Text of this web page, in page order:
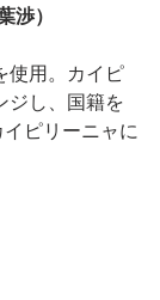
渉）
使用。カイピ
ジし、国籍を
ピリーニャに